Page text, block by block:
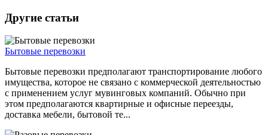
Другие статьи
Бытовые перевозки
Бытовые перевозки предполагают транспортирование любого
имущества, которое не связано с коммерческой деятельностью
с применением услуг мувинговых компаний. Обычно при
этом предполагаются квартирные и офисные переезды,
доставка мебели, бытовой те...